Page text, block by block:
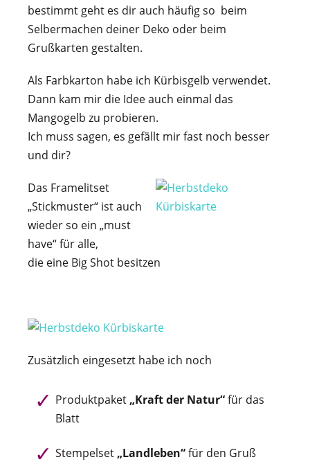
bestimmt geht es dir auch häufig so beim
Selbermachen deiner Deko oder beim
Grußkarten gestalten.
Als Farbkarton habe ich Kürbisgelb verwendet.
Dann kam mir die Idee auch einmal das
Mangogelb zu probieren.
Ich muss sagen, es gefällt mir fast noch besser
und dir?
Das Framelitset
„Stickmuster“ ist auch
wieder so ein „must
have“ für alle,
die eine Big Shot besitzen
Zusätzlich eingesetzt habe ich noch
Produktpaket „Kraft der Natur“für das
Blatt
Stempelset „Landleben“für den Gruß